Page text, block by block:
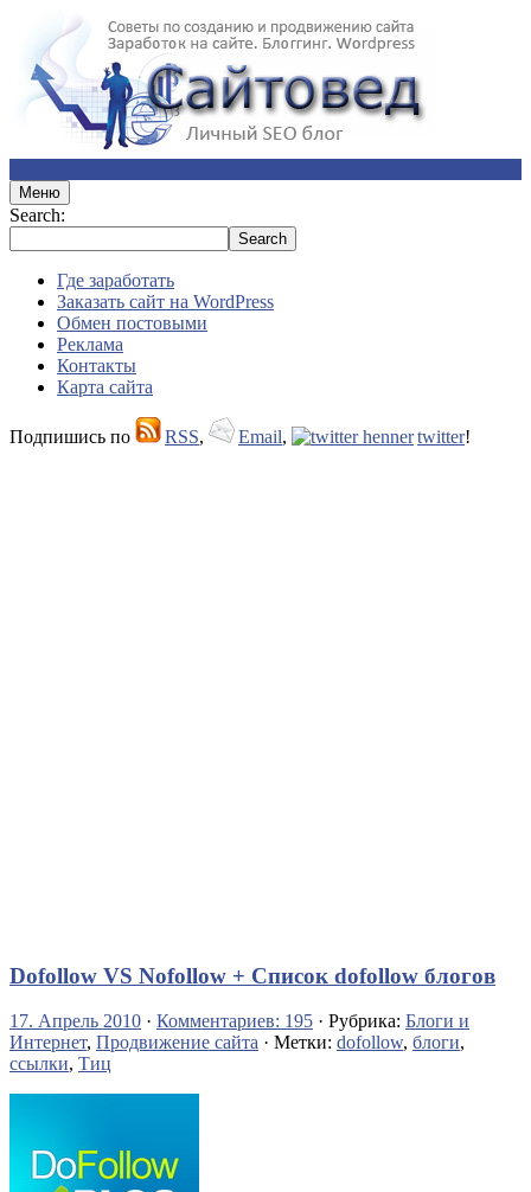
Меню
Search:
Где заработать
Заказать сайт на WordPress
Обмен постовыми
Реклама
Контакты
Карта сайта
Подпишись по RSS, Email, twitter!
Dofollow VS Nofollow + Список dofollow блогов
17. Апрель 2010 · Комментариев: 195 · Рубрика: Блоги и
Интернет, Продвижение сайта · Метки: dofollow, блоги,
ссылки, Тиц